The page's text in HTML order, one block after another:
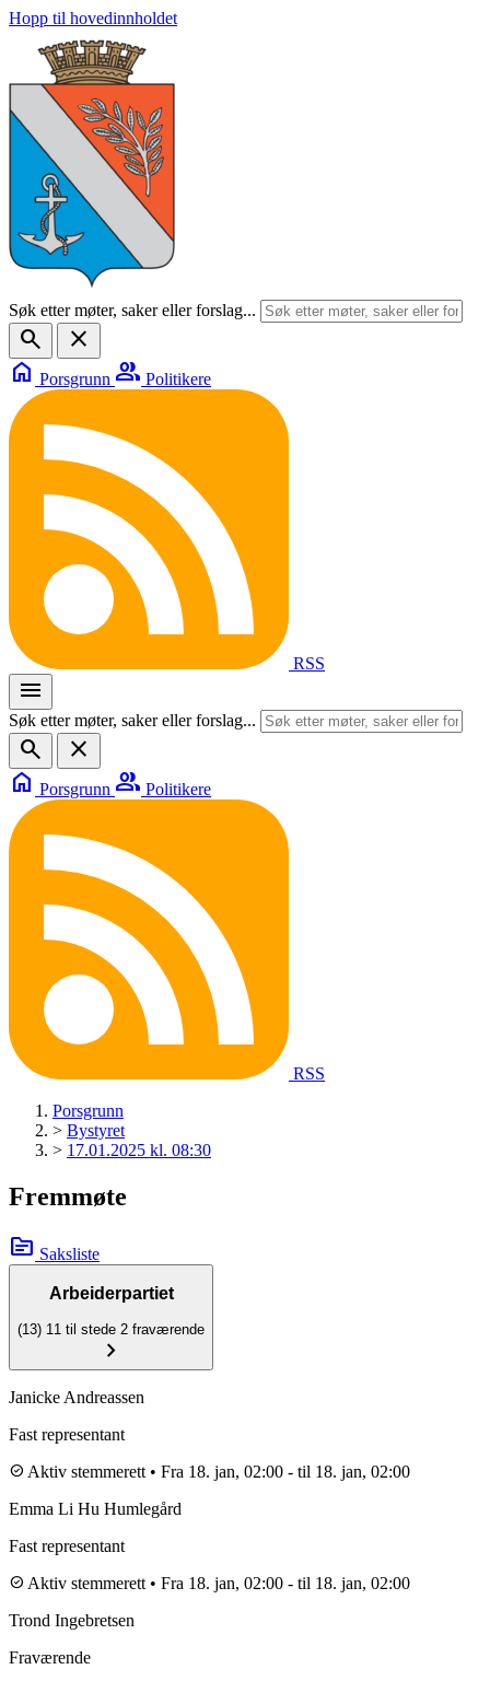
Hopp til hovedinnholdet
Søk etter møter, saker eller forslag...
search
close
home Porsgrunn group Politikere
RSS
menu
Søk etter møter, saker eller forslag...
search
close
home Porsgrunn group Politikere
RSS
Porsgrunn
> Bystyret
> 17.01.2025 kl. 08:30
Fremmøte
topic Saksliste
Arbeiderpartiet
(13) 11 til stede 2 fraværende
chevron_right
Janicke Andreassen
Fast representant
check_circle Aktiv stemmerett • Fra 18. jan, 02:00 - til 18. jan, 02:00
Emma Li Hu Humlegård
Fast representant
check_circle Aktiv stemmerett • Fra 18. jan, 02:00 - til 18. jan, 02:00
Trond Ingebretsen
Fraværende